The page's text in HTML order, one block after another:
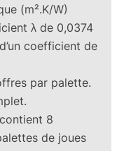
(m².K/W)
λ de 0,0374
coefficient de
par palette.
8
de joues